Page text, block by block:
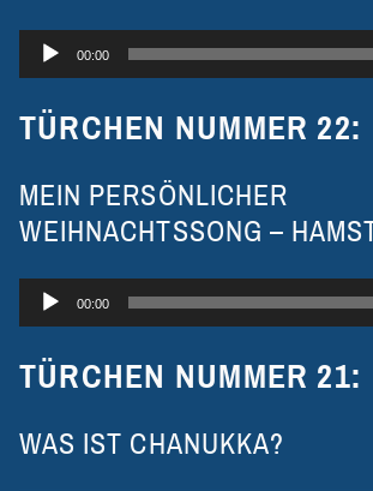
Audio-
00:00
TÜRCHEN NUMMER 22:
MEIN PERSÖNLICHER
WEIHNACHTSSONG –
Audio-
00:00
TÜRCHEN NUMMER 21:
WAS IST CHANUKKA?